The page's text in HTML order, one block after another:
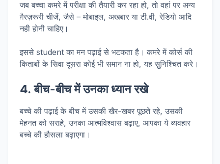
जब बच्चा कमरे में परीक्षा की तैयारी कर रहा हो, तो वहां पर अन्य
ग़ैरज़रूरी चीजें, जैसे – मोबाइल, अखबार या टी.वी, रेडियो आदि
नही होनी चाहिए।
इससे student का मन पढ़ाई से भटकता है। कमरे में कोर्स की
किताबों के सिवा दूसरा कोई भी समान ना हो, यह सुनिश्चित करे।
4. बीच-बीच में उनका ध्यान रखे
बच्चे की पढ़ाई के बीच में उसकी खैर-खबर पूछते रहे, उसकी
मेहनत को सराहे, उनका आत्मविश्वास बढ़ाए, आपका ये व्यवहार
बच्चे की हौसला बढ़ाएगा।